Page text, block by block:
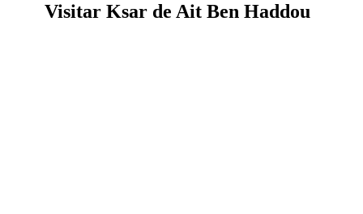
Visitar Ksar de Ait Ben Haddou